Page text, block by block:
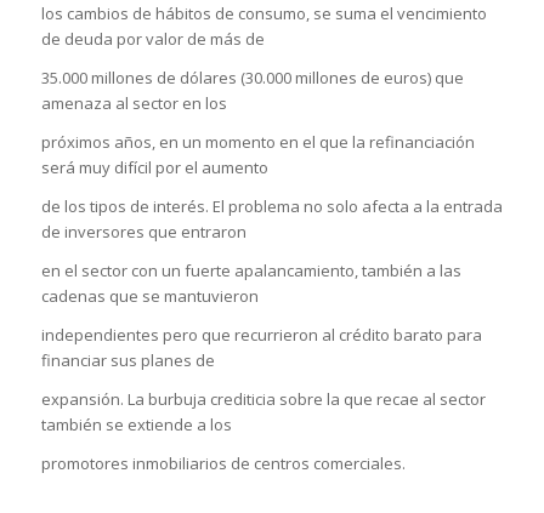
los cambios de hábitos de consumo, se suma el vencimiento
de deuda por valor de más de
35.000 millones de dólares (30.000 millones de euros) que
amenaza al sector en los
próximos años, en un momento en el que la refinanciación
será muy difícil por el aumento
de los tipos de interés. El problema no solo afecta a la entrada
de inversores que entraron
en el sector con un fuerte apalancamiento, también a las
cadenas que se mantuvieron
independientes pero que recurrieron al crédito barato para
financiar sus planes de
expansión. La burbuja crediticia sobre la que recae al sector
también se extiende a los
promotores inmobiliarios de centros comerciales.